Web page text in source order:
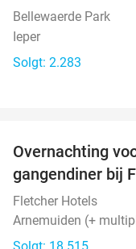
Bellewaerde Park
Ieper
Solgt: 2.283
Overnachting
gangendiner bij
Fletcher Hotels
Arnemuiden (+
Solgt: 18.515